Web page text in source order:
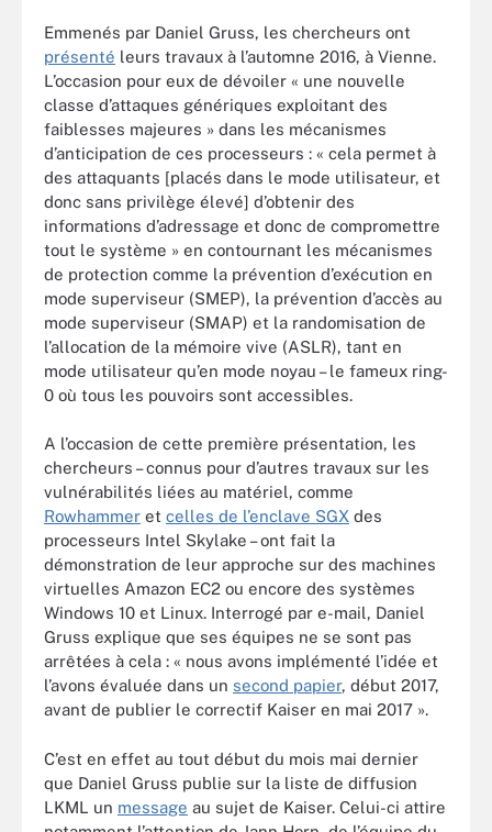
Emmenés par Daniel Gruss, les chercheurs ont
présenté leurs travaux à l’automne 2016, à Vienne.
L’occasion pour eux de dévoiler « une nouvelle
classe d’attaques génériques exploitant des
faiblesses majeures » dans les mécanismes
d’anticipation de ces processeurs : « cela permet à
des attaquants [placés dans le mode utilisateur, et
donc sans privilège élevé] d’obtenir des
informations d’adressage et donc de compromettre
tout le système » en contournant les mécanismes
de protection comme la prévention d’exécution en
mode superviseur (SMEP), la prévention d’accès au
mode superviseur (SMAP) et la randomisation de
l’allocation de la mémoire vive (ASLR), tant en
mode utilisateur qu’en mode noyau – le fameux ring-
0 où tous les pouvoirs sont accessibles.
A l’occasion de cette première présentation, les
chercheurs – connus pour d’autres travaux sur les
vulnérabilités liées au matériel, comme
Rowhammer et celles de l’enclave SGX des
processeurs Intel Skylake – ont fait la
démonstration de leur approche sur des machines
virtuelles Amazon EC2 ou encore des systèmes
Windows 10 et Linux. Interrogé par e-mail, Daniel
Gruss explique que ses équipes ne se sont pas
arrêtées à cela : « nous avons implémenté l’idée et
l’avons évaluée dans un second papier, début 2017,
avant de publier le correctif Kaiser en mai 2017 ».
C’est en effet au tout début du mois mai dernier
que Daniel Gruss publie sur la liste de diffusion
LKML un message au sujet de Kaiser. Celui-ci attire